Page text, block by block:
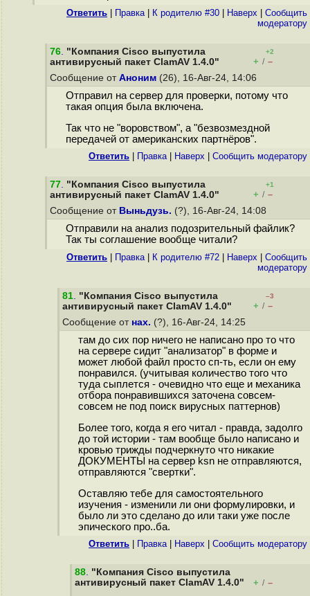
Ответить Правка| К родителю #30 Наверх
Cообщить
модератору
76. "Компания Cisco выпустила
антивирусный пакет ClamAV 1.4.0"
+2
+ / –
Сообщение от Аноним (26), 16-Авг-24, 14:06
Отправил на сервер для проверки, потому что
такая опция была включена.
Так что не "воровством", а "безвозмездной
передачей от американских партнёров".
Ответить Правка| Наверх Cообщить модератору
77. "Компания Cisco выпустила
антивирусный пакет ClamAV 1.4.0"
+1
+ / –
Сообщение от Выньдузь. (?), 16-Авг-24, 14:08
Отправили на анализ подозрительный файлик?
Так ты соглашение вообще читали?
Ответить Правка| К родителю #72 Наверх
Cообщить
модератору
81. "Компания Cisco выпустила
антивирусный пакет ClamAV 1.4.0"
–3
+ / –
Сообщение от нах. (?), 16-Авг-24, 14:25
там до сих пор ничего не написано про то что
на сервере сидит "анализатор" в форме и
может любой файл просто сп-ть, если он ему
понравился. (учитывая количество того что
туда сыплется - очевидно что еще и механика
отбора понравившихся заточена совсем-
совсем не под поиск вирусных паттернов)
Более того, когда я его читал - правда, задолго
до той истории - там вообще было написано и
кровью трижды подчеркнуто что никакие
ДОКУМЕНТЫ на сервер ksn не отправляются,
отправляются "свертки".
Оставляю тебе для самостоятельного
изучения - изменили ли они формулировки, и
было ли это сделано до или таки уже после
эпического про..ба.
Ответить Правка| Наверх Cообщить модератору
88. "Компания Cisco выпустила
антивирусный пакет ClamAV 1.4.0"
+ / –